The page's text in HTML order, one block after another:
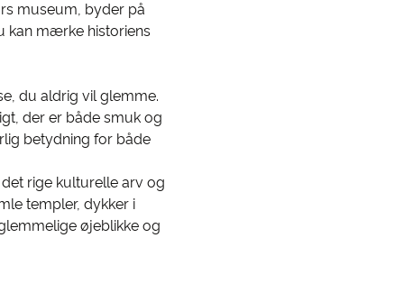
museum, byder på
kan mærke historiens
du aldrig vil glemme.
der er både smuk og
betydning for både
rige kulturelle arv og
templer, dykker i
øjeblikke og